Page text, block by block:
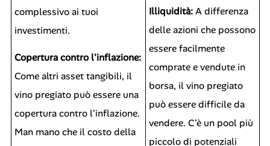
complessivo ai tuoi
investimenti.
Copertura contro l'inflazione:
Come altri asset tangibili, il
vino pregiato può essere una
copertura contro l'inflazione.
Man mano che il costo della
Illiquidità:A differenza
delle azioni che possono
essere facilmente
comprate e vendute in
borsa, il vino pregiato
può essere difficile da
vendere. C'è un pool più
piccolo di potenziali